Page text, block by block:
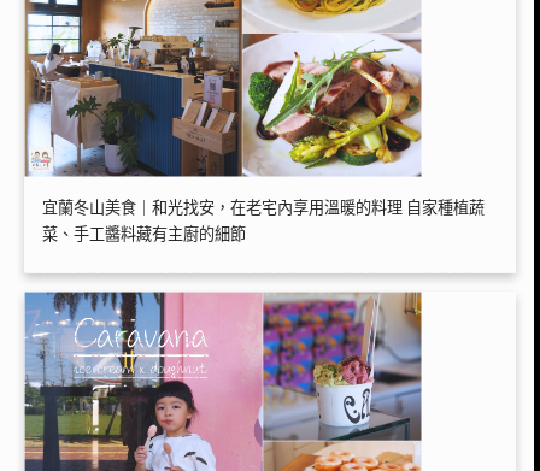
宜蘭冬山美食｜和光找安，在老宅內享用溫暖的料理 自家種植蔬
菜、手工醬料藏有主廚的細節